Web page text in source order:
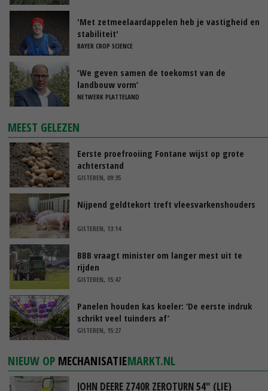
'Met zetmeelaardappelen heb je vastigheid en
stabiliteit'
BAYER CROP SCIENCE
‘We geven samen de toekomst van de
landbouw vorm’
NETWERK PLATTELAND
MEEST GELEZEN
Eerste proefrooiing Fontane wijst op grote
achterstand
GISTEREN, 09:35
Nijpend geldtekort treft vleesvarkenshouders
GISTEREN, 13:14
BBB vraagt minister om langer mest uit te
rijden
GISTEREN, 15:47
Panelen houden kas koeler: ‘De eerste indruk
schrikt veel tuinders af’
GISTEREN, 15:27
NIEUW OP MECHANISATIEMARKT.NL
JOHN DEERE Z740R ZEROTURN 54" (LIE)